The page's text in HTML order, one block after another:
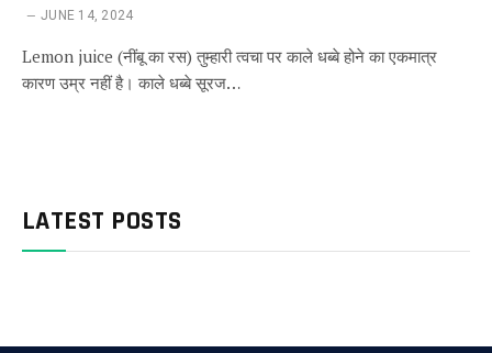
JUNE 14, 2024
Lemon juice (नींबू का रस) तुम्हारी त्वचा पर काले धब्बे होने का एकमात्र
कारण उम्र नहीं है। काले धब्बे सूरज…
LATEST POSTS